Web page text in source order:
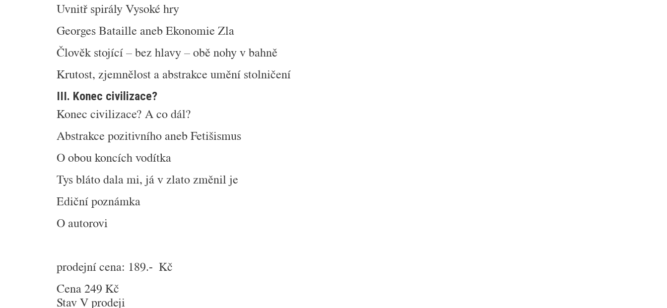
Uvnitř spirály Vysoké hry
Georges Bataille aneb Ekonomie Zla
Člověk stojící – bez hlavy – obě nohy v bahně
Krutost, zjemnělost a abstrakce umění stolničení
III. Konec civilizace?
Konec civilizace? A co dál?
Abstrakce pozitivního aneb Fetišismus
O obou koncích vodítka
Tys bláto dala mi, já v zlato změnil je
Ediční poznámka
O autorovi
prodejní cena: 189.- Kč
Cena249 Kč
StavV prodeji